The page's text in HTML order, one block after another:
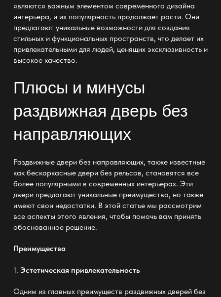
являются важным элементом современного дизайна
интерьера, и их популярность продолжает расти. Они
предлагают уникальные возможности для создания
стильных и функциональных пространств, что делает их
привлекательными для людей, ценящих эксклюзивность и
высокое качество.
Плюсы и минусы
раздвижная дверь без
направляющих
Раздвижные двери без направляющих, также известные
как бескаркасные двери без рельсов, становятся все
более популярными в современных интерьерах. Эти
двери предлагают уникальные преимущества, но также
имеют свои недостатки. В этой статье мы рассмотрим
все аспекты этого явления, чтобы помочь вам принять
обоснованное решение.
Преимущества
1. Эстетическая привлекательность
Одним из главных преимуществ раздвижных дверей без